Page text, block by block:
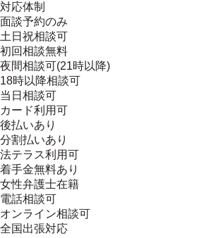
対応体制
面談予約のみ
土日祝相談可
初回相談無料
夜間相談可(21時以降)
18時以降相談可
当日相談可
カード利用可
後払いあり
分割払いあり
法テラス利用可
着手金無料あり
女性弁護士在籍
電話相談可
オンライン相談可
全国出張対応